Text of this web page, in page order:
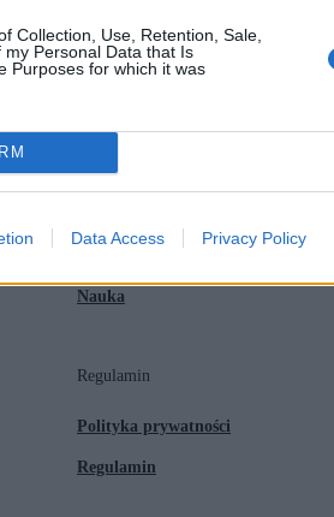
Collection, Use, Retention, Sale,
Personal Data that Is
Purposes for which it was
Data Access Privacy Policy
Tematy
Opinie
Technologia
Nauka
Regulamin
Polityka prywatności
Regulamin